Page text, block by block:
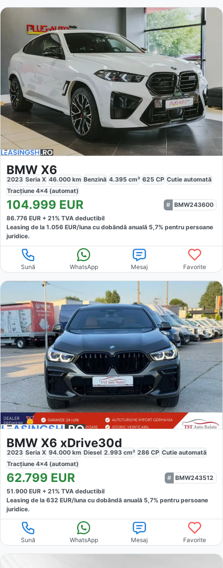
BMW X6
2023 Seria X 46.000 km Benzină 4.395 cm³ 625 CP Cutie automată
Tracțiune 4x4 (automat)
104.999 EUR
BMW243600
86.776 EUR + 21% TVA deductibil
Leasing de la 1.056 EUR/luna cu dobăndă anuală 5,7% pentru persoane
juridice.
Sună WhatsApp Mesaj Favorite
BMW X6 xDrive30d
2023 Seria X 94.000 km Diesel 2.993 cm³ 286 CP Cutie automată
Tracțiune 4x4 (automat)
62.799 EUR
BMW243512
51.900 EUR + 21% TVA deductibil
Leasing de la 632 EUR/luna cu dobăndă anuală 5,7% pentru persoane
juridice.
Sună WhatsApp Mesaj Favorite